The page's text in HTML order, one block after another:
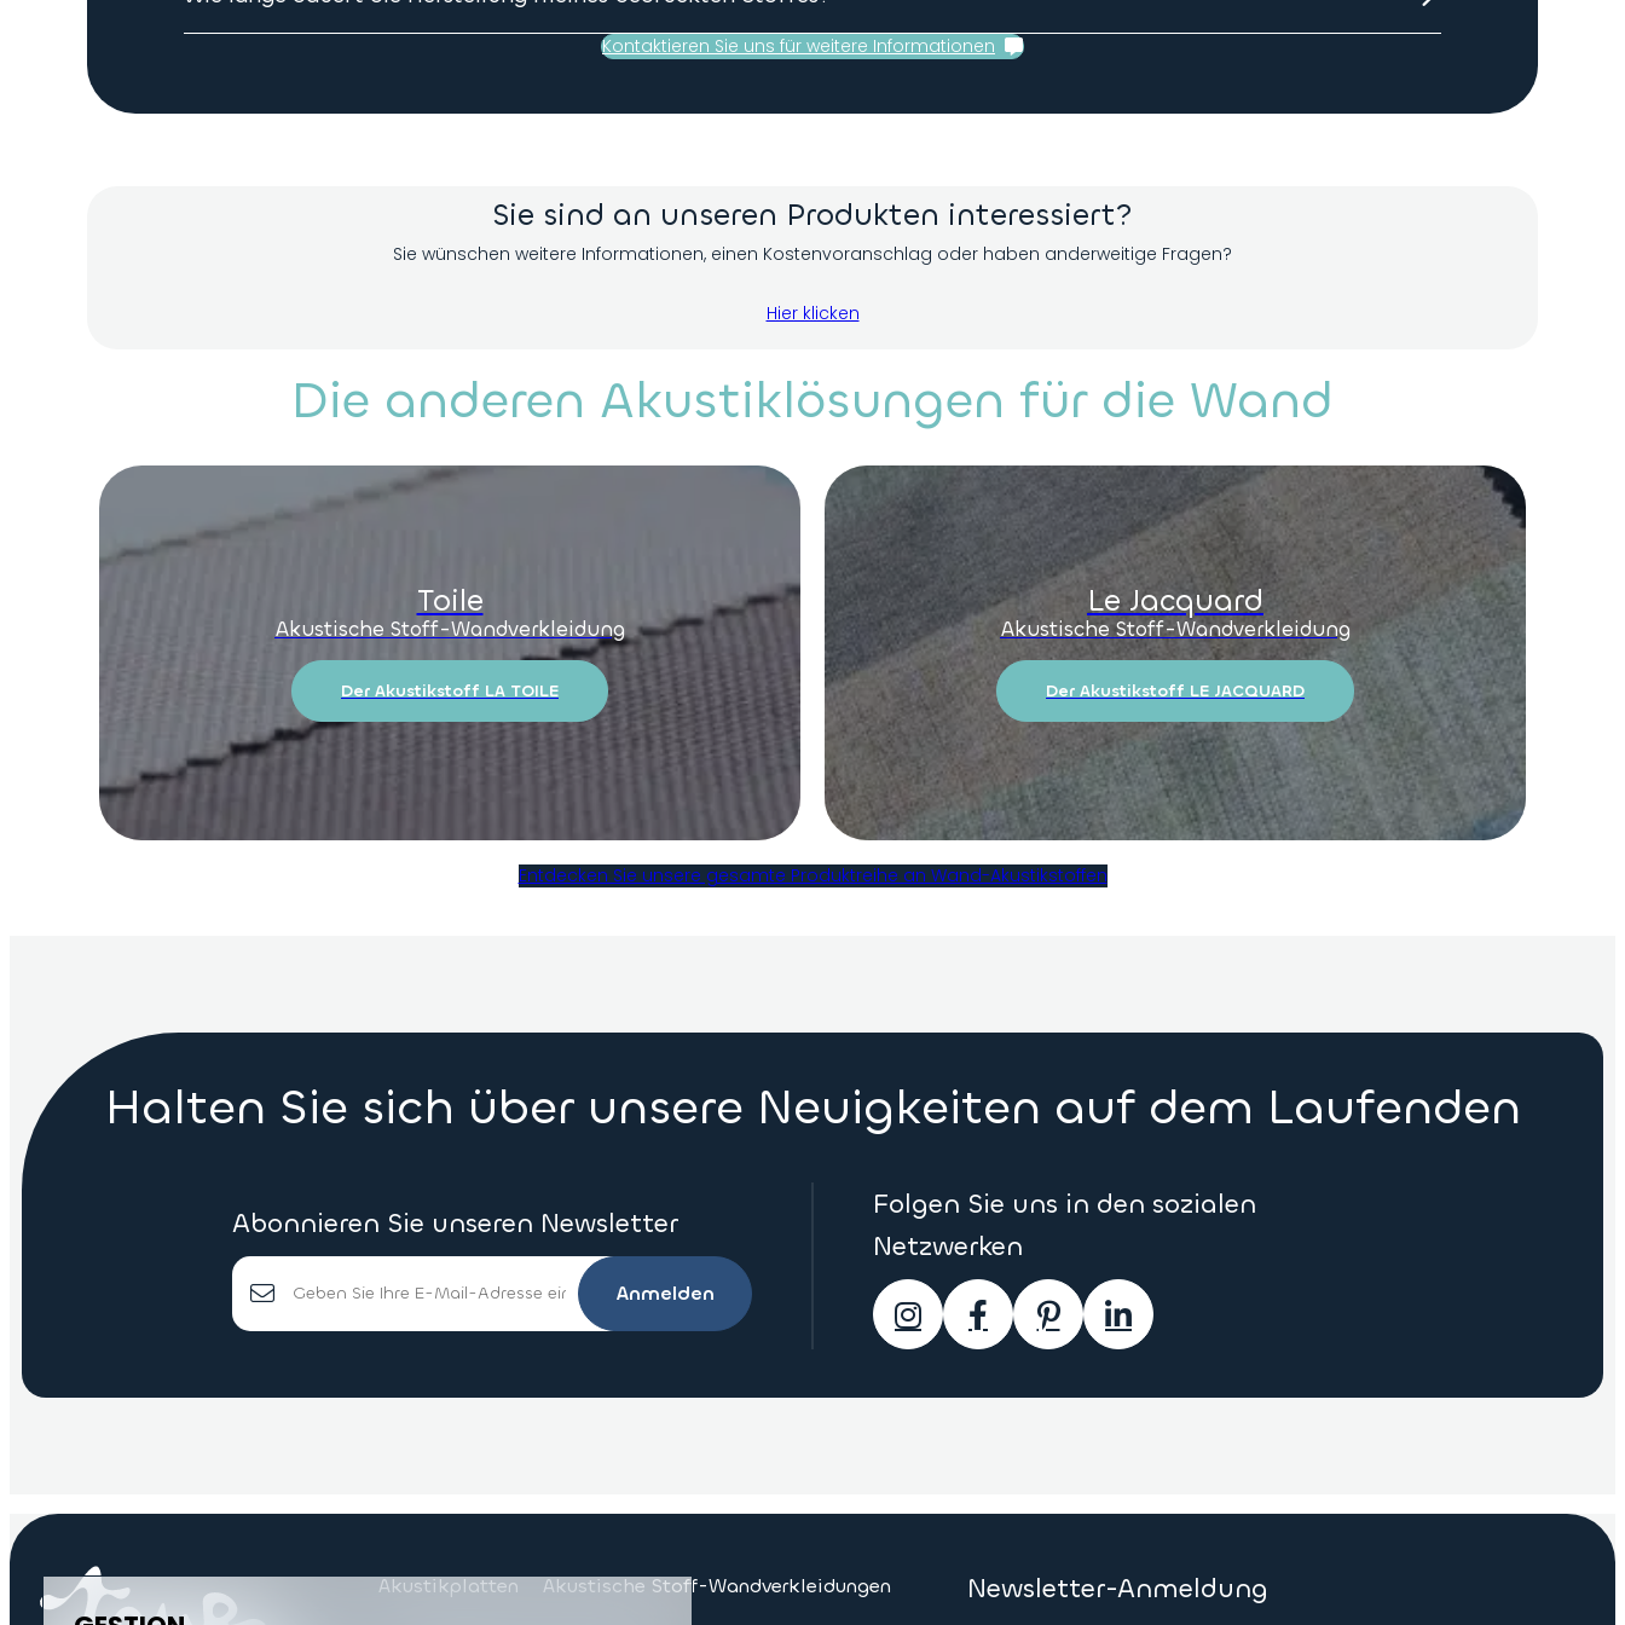
Ob Sie nun eine bedruckte Akustikplatte oder ein Akustik-Spanntuch anfertigen, die Fertigungszeiten betragen 3 bis 4 Wochen nach Freigabe
Kontaktieren Sie uns für weitere Informationen
Sie sind an unseren Produkten interessiert?
Sie wünschen weitere Informationen, einen Kostenvoranschlag oder haben anderweitige Fragen?
Hier klicken
Die anderen Akustiklösungen für die Wand
Toile
Akustische Stoff-Wandverkleidung
Der Akustikstoff LA TOILE
Le Jacquard
Akustische Stoff-Wandverkleidung
Der Akustikstoff LE JACQUARD
Entdecken Sie unsere gesamte Produktreihe an Wand-Akustikstoffen
Halten Sie sich über unsere Neuigkeiten auf dem Laufenden
Abonnieren Sie unseren Newsletter
Anmelden
Folgen Sie uns in den sozialen
Netzwerken
Akustikplatten
Akustische Stoff-Wandverkleidungen
Newsletter-Anmeldung